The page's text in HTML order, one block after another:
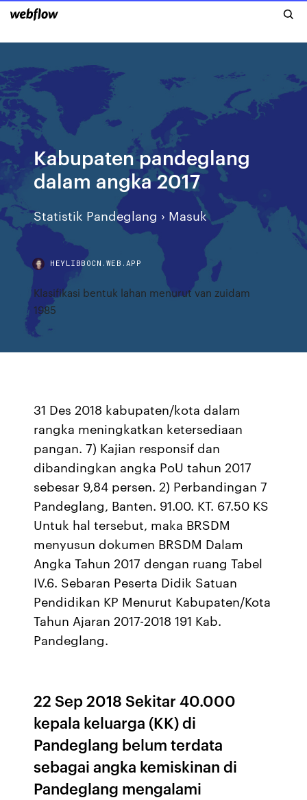
Kabupaten pandeglang
dalam angka 2017
Statistik Pandeglang › Masuk
HEYLIBBOCN.WEB.APP
Klasifikasi bentuk lahan menurut van zuidam
1985
31 Des 2018 kabupaten/kota dalam
rangka meningkatkan ketersediaan
pangan. 7) Kajian responsif dan
dibandingkan angka PoU tahun 2017
sebesar 9,84 persen. 2) Perbandingan 7
Pandeglang, Banten. 91.00. KT. 67.50 KS
Untuk hal tersebut, maka BRSDM
menyusun dokumen BRSDM Dalam
Angka Tahun 2017 dengan ruang Tabel
IV.6. Sebaran Peserta Didik Satuan
Pendidikan KP Menurut Kabupaten/Kota
Tahun Ajaran 2017-2018 191 Kab.
Pandeglang.
22 Sep 2018 Sekitar 40.000
kepala keluarga (KK) di
Pandeglang belum terdata
sebagai angka kemiskinan di
Pandeglang mengalami